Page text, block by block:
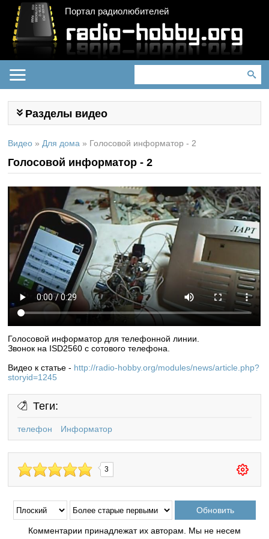
Портал радиолюбителей
Разделы видео
Видео » Для дома » Голосовой информатор - 2
Голосовой информатор - 2
Голосовой информатор для телефонной линии.
Звонок на ISD2560 с сотового телефона.
Видео к статье - http://radio-hobby.org/modules/news/article.php?
storyid=1245
Теги:
телефон Информатор
3
Комментарии принадлежат их авторам. Мы не несем